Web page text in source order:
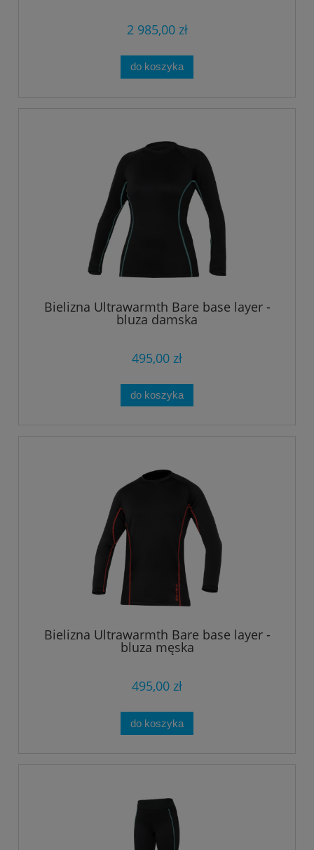
2 985,00 zł
do koszyka
Bielizna Ultrawarmth Bare base layer -
bluza damska
495,00 zł
do koszyka
Bielizna Ultrawarmth Bare base layer -
bluza męska
495,00 zł
do koszyka